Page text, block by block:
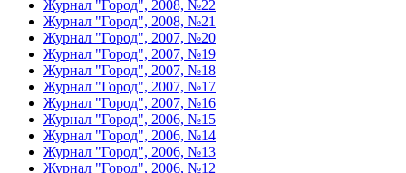
Журнал "Город", 2008, №22
Журнал "Город", 2008, №21
Журнал "Город", 2007, №20
Журнал "Город", 2007, №19
Журнал "Город", 2007, №18
Журнал "Город", 2007, №17
Журнал "Город", 2007, №16
Журнал "Город", 2006, №15
Журнал "Город", 2006, №14
Журнал "Город", 2006, №13
Журнал "Город", 2006, №12